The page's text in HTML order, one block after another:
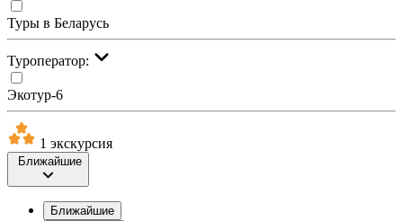
Туры в Беларусь
Туроператор:
Экотур-6
1 экскурсия
Ближайшие
Ближайшие